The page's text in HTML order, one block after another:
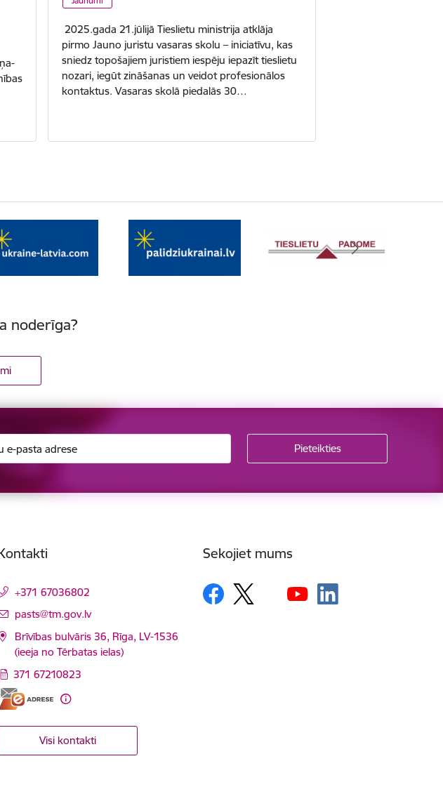
2025.gada 21.jūlijā Tieslietu ministrija atklāja
pirmo Jauno juristu vasaras skolu – iniciatīvu, kas
sniedz topošajiem juristiem iespēju iepazīt tieslietu
nozari, iegūt zināšanas un veidot profesionālos
kontaktus. Vasaras skolā piedalās 30…
noderīga?
+371 67036802
E-pasts:
pasts@tm.gov.lv
Brīvības bulvāris 36, Rīga, LV-1536
(ieeja no Tērbatas ielas)
371 67210823
Visi kontakti
Sekojiet mums